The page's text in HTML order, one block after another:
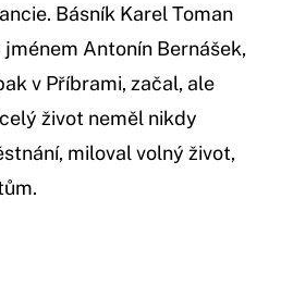
Básník Karel Toman
Antonín Bernášek,
v Příbrami, začal, ale
život neměl nikdy
miloval volný život,